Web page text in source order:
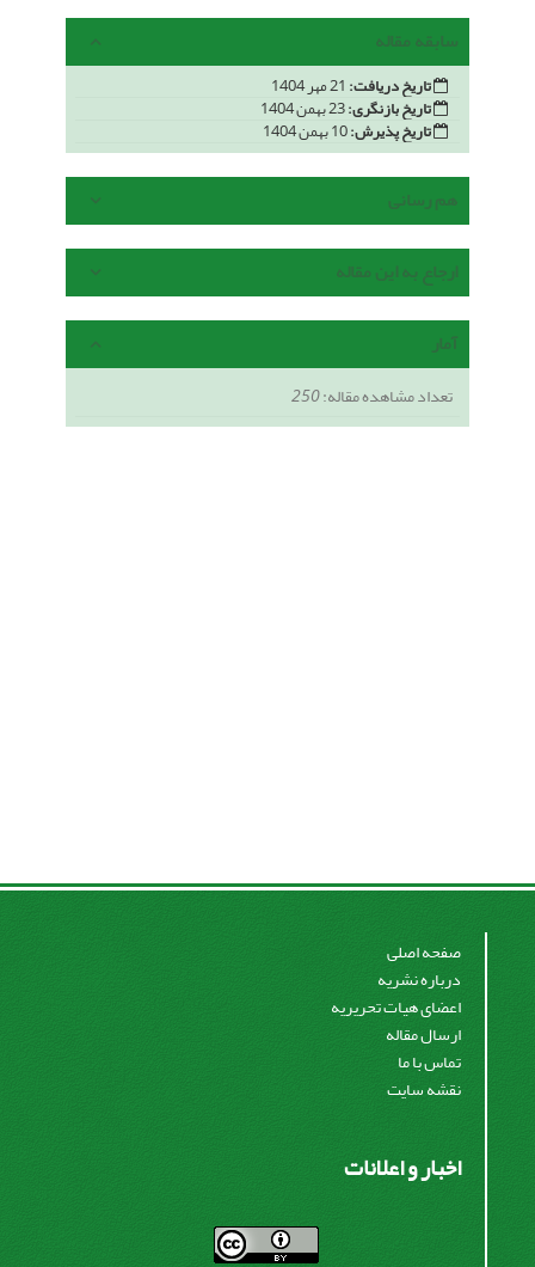
سابقه مقاله
تاریخ دریافت:
تاریخ بازنگری:
تاریخ پذیرش:
هم رسانی
ارجاع به این مقاله
آمار
تعداد مشاهده مقاله:250
صفحه اصلی
درباره نشریه
اعضای هیات تحریریه
ارسال مقاله
تماس با ما
نقشه سایت
اخبار و اعلانات